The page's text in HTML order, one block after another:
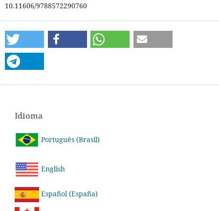
10.11606/9788572290760
Idioma
Português (Brasil)
English
Español (España)